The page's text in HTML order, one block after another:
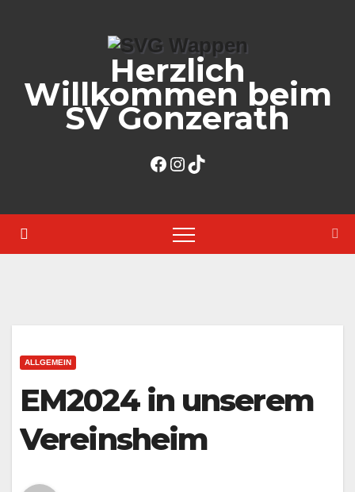
Herzlich
Willkommen beim
SV Gonzerath
Facebook
Instagram
TikTok
ALLGEMEIN
EM2024 in unserem
Vereinsheim